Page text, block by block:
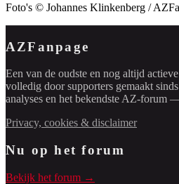
Foto's © Johannes Klinkenberg /
AZFanpage
Een van de oudste en nog altijd
volledig door supporters gemaakt
analyses en het bekendste AZ-forum
Privacy, cookies & disclaimer
Nu op het forum
Bekijk het forum →